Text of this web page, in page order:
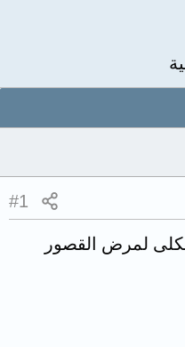
#1
لمرض القصور